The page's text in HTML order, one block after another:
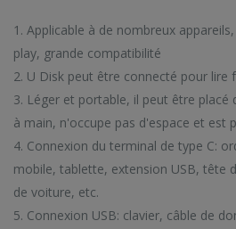
1. Applicable à de nombreux
play, grande compatibilité
2. U Disk peut être connecté pour lire
3. Léger et portable, il peut être placé
à main, n'occupe pas d'espace et est
4. Connexion du terminal de type C:
mobile, tablette, extension USB, tête
de voiture, etc.
5. Connexion USB: clavier, câble de
sur HiTech Land.
premier de nos
avec nos ventes
Des réductions allant
VOIR